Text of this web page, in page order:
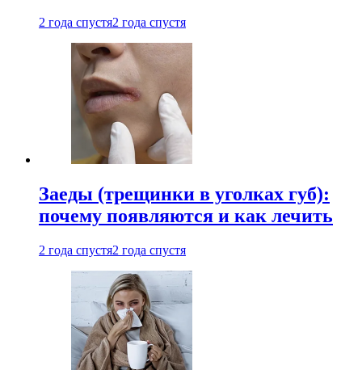
2 года спустя2 года спустя
Заеды (трещинки в уголках губ):
почему появляются и как лечить
2 года спустя2 года спустя